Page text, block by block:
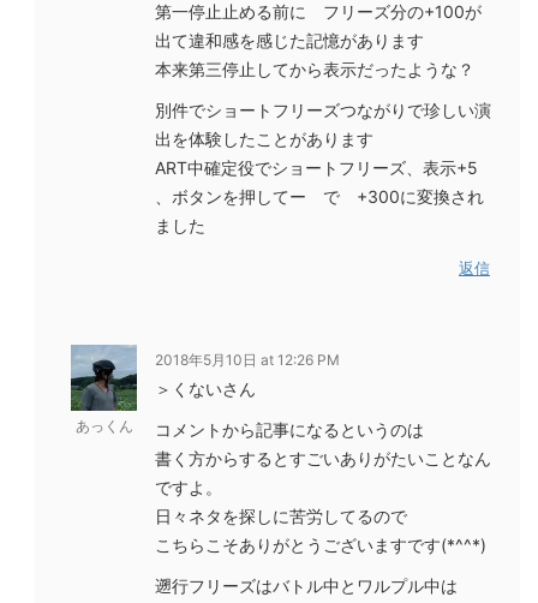
第一停止止める前に フリーズ分の+100が
出て違和感を感じた記憶があります
本来第三停止してから表示だったような？
別件でショートフリーズつながりで珍しい演
出を体験したことがあります
ART中確定役でショートフリーズ、表示+5
、ボタンを押してー で +300に変換され
ました
返信
あっくん
2018年5月10日 at 12:26 PM
＞くないさん
コメントから記事になるというのは
書く方からするとすごいありがたいことなん
ですよ。
日々ネタを探しに苦労してるので
こちらこそありがとうございますです(*^^*)
遡行フリーズはバトル中とワルプル中は